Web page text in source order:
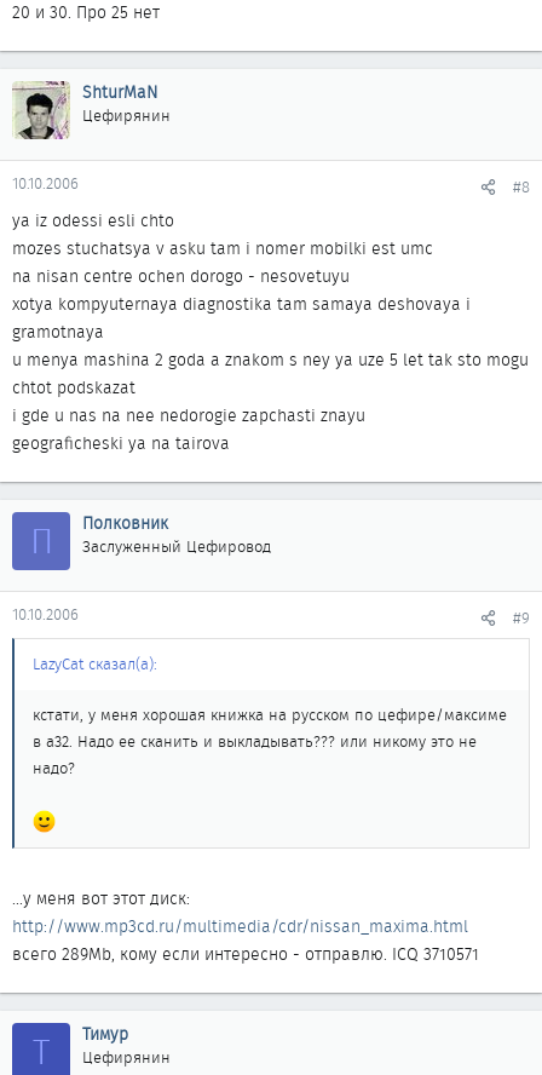
20 и 30. Про 25 нет
ShturMaN
Цефирянин
10.10.2006 #8
ya iz odessi esli chto
mozes stuchatsya v asku tam i nomer mobilki est umc
na nisan centre ochen dorogo - nesovetuyu
xotya kompyuternaya diagnostika tam samaya deshovaya i
gramotnaya
u menya mashina 2 goda a znakom s ney ya uze 5 let tak sto mogu
chtot podskazat
i gde u nas na nee nedorogie zapchasti znayu
geograficheski ya na tairova
П Полковник
Заслуженный Цефировод
10.10.2006 #9
LazyCat сказал(а):
кстати, у меня хорошая книжка на русском по цефире/максиме
в а32. Надо ее сканить и выкладывать??? или никому это не
надо?
...у меня вот этот диск:
http://www.mp3cd.ru/multimedia/cdr/nissan_maxima.html
всего 289Мb, кому если интересно - отправлю. ICQ 3710571
Т Тимур
Цефирянин